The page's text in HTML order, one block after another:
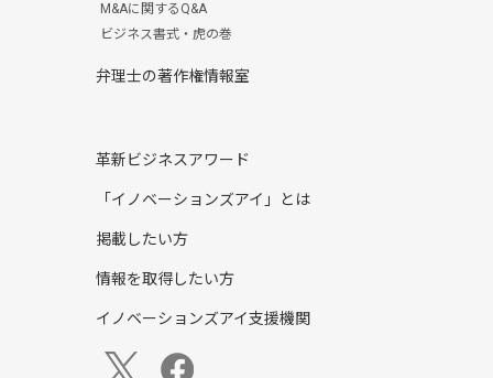
M&Aに関するQ&A
ビジネス書式・虎の巻
弁理士の著作権情報室
革新ビジネスアワード
「イノベーションズアイ」とは
掲載したい方
情報を取得したい方
イノベーションズアイ支援機関